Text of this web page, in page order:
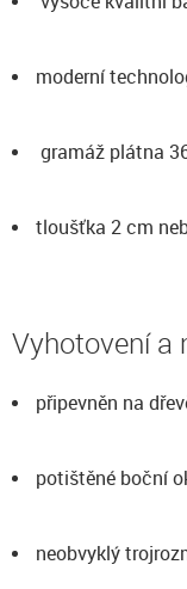
moderní
gramáž plátna
tloušťka 2 cm
Vyhotovení a
připevněn na
potištěné boční
neobvyklý